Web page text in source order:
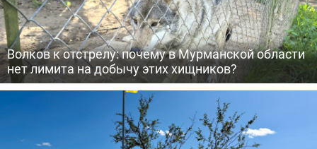
Волков к отстрелу: почему в Мурманской области
нет лимита на добычу этих хищников?